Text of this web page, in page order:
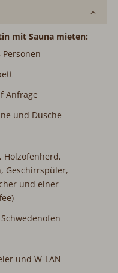
mit Sauna mieten:
Anfrage
und Dusche
Holzofenherd,
Geschirrspüler,
und einer
und W-LAN